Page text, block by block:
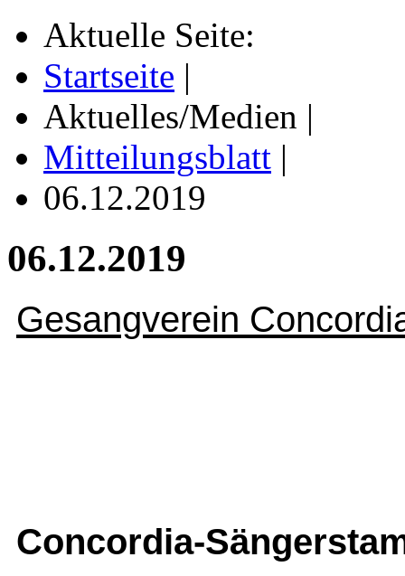
Aktuelle Seite:
Startseite |
Aktuelles/Medien |
Mitteilungsblatt |
06.12.2019
06.12.2019
Gesangverein
Concordia-